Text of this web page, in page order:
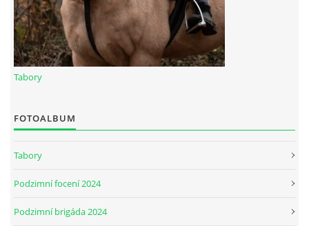
NABÍZÍME BRIGÁDU U NÁS VE STÁJI. PRO BLIŽŠÍ INFO
VOLEJTE 604265192
DĚKUJEME ZA PODPORU ČESKÉ UNIÍ SPORTU
PÁTEČNÍ KROUŽEK " ŠKOLA JEZDECTVÍ " BUDE ZAHÁJEN
Tabory
FOTOALBUM
Tabory
Podzimní focení 2024
Podzimní brigáda 2024